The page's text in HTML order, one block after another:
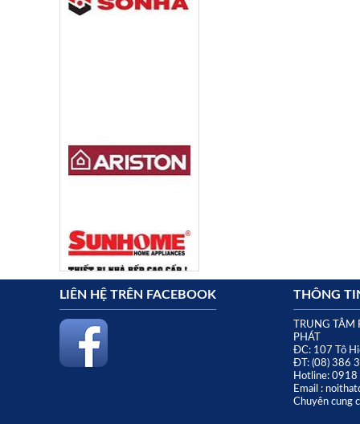
LIÊN HỆ TRÊN FACEBOOK THÔNG
TRUNG
PHÁT
ĐC: 107 Tô
ĐT: (08) 386
Hotline:
Email :
Chuyên cung